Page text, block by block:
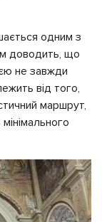
одним з
доводить, що
не завжди
від того,
маршрут,